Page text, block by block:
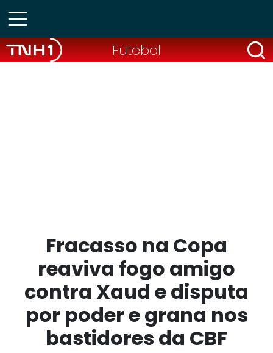
Futebol
Fracasso na Copa
reaviva fogo amigo
contra Xaud e disputa
por poder e grana nos
bastidores da CBF